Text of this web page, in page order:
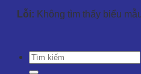
Lỗi: Không tìm thấy biểu